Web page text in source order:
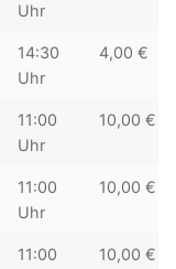
Uhr
14:30
Uhr
4,00 €
11:00
Uhr
10,00 €
11:00
Uhr
10,00 €
11:00
10,00 €